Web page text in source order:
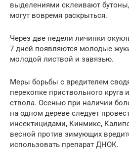
выделениями склеивают
могут вовремя раскрыться.
Через две недели личинки
7 дней появляются молодые
молодой листвой и завязью.
Меры борьбы с вредителем
перекопке приствольного круга
ствола. Осенью при наличии
на одном дереве следует
инсектицидами, Кинмикс,
весной против зимующих
использовать препарат ДНОК.